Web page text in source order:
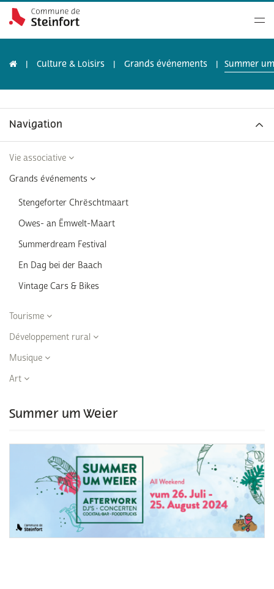
Culture & Loisirs Grands événements Summer
Navigation
Vie associative
Grands événements
Stengeforter Chrëschtmaart
Owes- an Ëmwelt-Maart
Summerdream Festival
En Dag bei der Baach
Vintage Cars & Bikes
Tourisme
Développement rural
Musique
Art
Summer um Weier